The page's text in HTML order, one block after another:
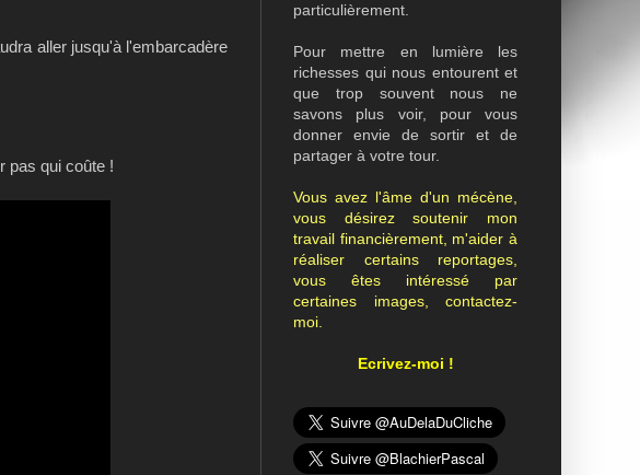
aller jusqu'à l'embarcadère
pas qui coûte !
particulièrement.
Pour mettre en lumière les
richesses qui nous entourent et
que trop souvent nous ne
savons plus voir, pour vous
donner envie de sortir et de
partager à votre tour.
Vous avez l'âme d'un mécène,
vous désirez soutenir mon
travail financièrement, m'aider à
réaliser certains reportages,
vous êtes intéressé par
certaines images, contactez-
moi.
Ecrivez-moi !